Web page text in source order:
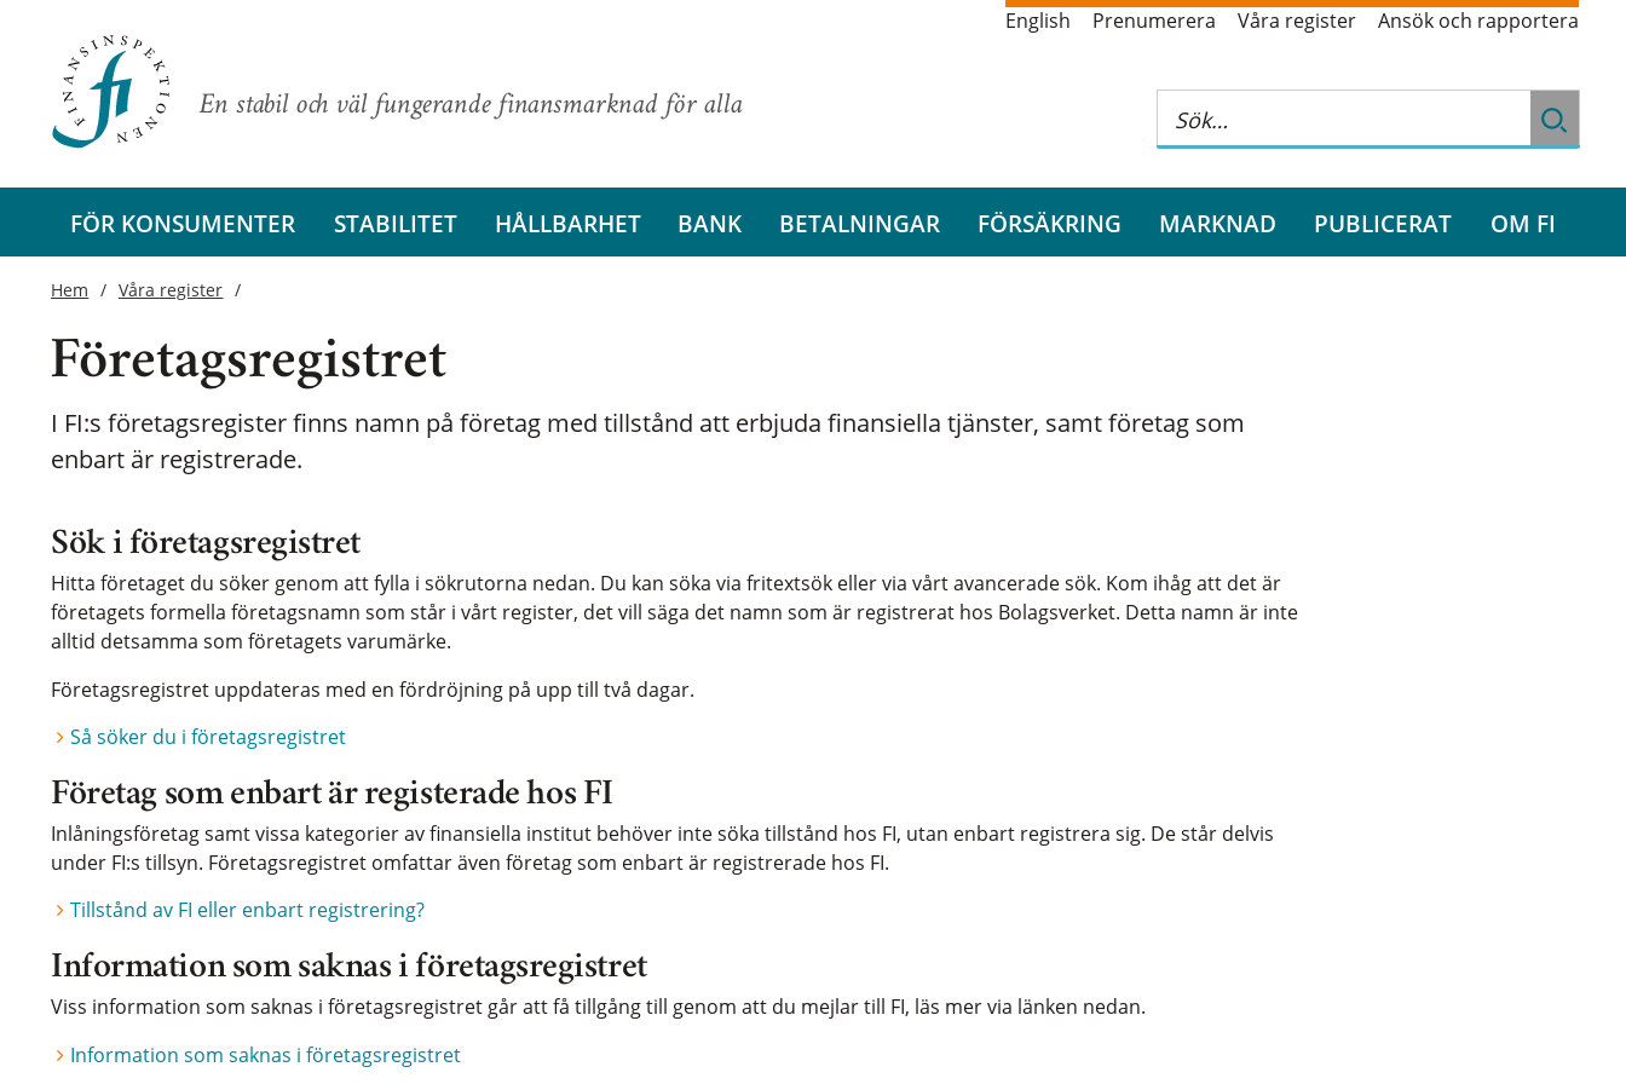
En stabil och väl fungerande finansmarknad för alla
English Prenumerera Våra register Ansök och rapportera
FÖR KONSUMENTER STABILITET HÅLLBARHET BANK BETALNINGAR FÖRSÄKRING MARKNAD PUBLICERAT OM FI
Hem Våra register
Företagsregistret
I FI:s företagsregister finns namn på företag med tillstånd att erbjuda finansiella tjänster, samt företag som
enbart är registrerade.
Sök i företagsregistret
Hitta företaget du söker genom att fylla i sökrutorna nedan. Du kan söka via fritextsök eller via vårt avancerade sök. Kom ihåg att det är
företagets formella företagsnamn som står i vårt register, det vill säga det namn som är registrerat hos Bolagsverket. Detta namn är inte
alltid detsamma som företagets varumärke.
Företagsregistret uppdateras med en fördröjning på upp till två dagar.
Så söker du i företagsregistret
Företag som enbart är registerade hos FI
Inlåningsföretag samt vissa kategorier av finansiella institut behöver inte söka tillstånd hos FI, utan enbart registrera sig. De står delvis
under FI:s tillsyn. Företagsregistret omfattar även företag som enbart är registrerade hos FI.
Tillstånd av FI eller enbart registrering?
Information som saknas i företagsregistret
Viss information som saknas i företagsregistret går att få tillgång till genom att du mejlar till FI, läs mer via länken nedan.
Information som saknas i företagsregistret